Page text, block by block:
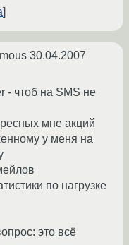
30.04.2007
- чтоб на SMS не
мне акций
у меня на
по нагрузке
это всё